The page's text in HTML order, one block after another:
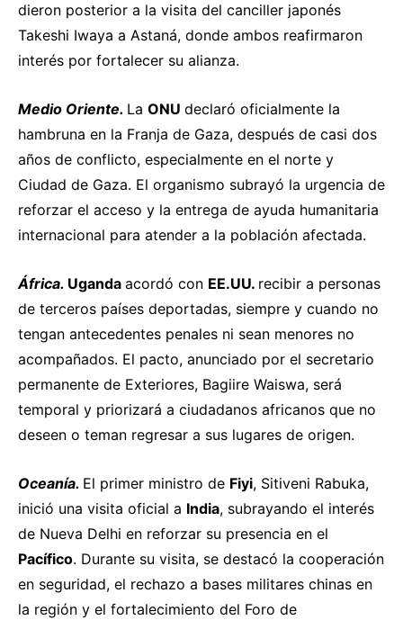
dieron posterior a la visita del canciller japonés
Takeshi Iwaya a Astaná, donde ambos reafirmaron
interés por fortalecer su alianza.
Medio Oriente. La ONU declaró oficialmente la
hambruna en la Franja de Gaza, después de casi dos
años de conflicto, especialmente en el norte y
Ciudad de Gaza. El organismo subrayó la urgencia de
reforzar el acceso y la entrega de ayuda humanitaria
internacional para atender a la población afectada.
África. Uganda acordó con EE.UU. recibir a personas
de terceros países deportadas, siempre y cuando no
tengan antecedentes penales ni sean menores no
acompañados. El pacto, anunciado por el secretario
permanente de Exteriores, Bagiire Waiswa, será
temporal y priorizará a ciudadanos africanos que no
deseen o teman regresar a sus lugares de origen.
Oceanía. El primer ministro de Fiyi, Sitiveni Rabuka,
inició una visita oficial a India, subrayando el interés
de Nueva Delhi en reforzar su presencia en el
Pacífico. Durante su visita, se destacó la cooperación
en seguridad, el rechazo a bases militares chinas en
la región y el fortalecimiento del Foro de